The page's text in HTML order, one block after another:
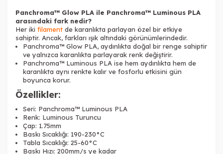
Panchroma™ Glow PLA ile Panchroma™ Luminous PLA
arasındaki fark nedir?
Her iki filament de karanlıkta parlayan özel bir etkiye
sahiptir. Ancak, farkları ışık altındaki görünümlerindedir.
Panchroma™ Glow PLA, aydınlıkta doğal bir renge sahiptir
ve yalnızca karanlıkta parlayarak renk değiştirir.
Panchroma™ Luminous PLA ise hem aydınlıkta hem de
karanlıkta aynı renkte kalır ve fosforlu etkisini gün
boyunca korur.
Özellikler:
Seri: Panchroma™ Luminous PLA
Renk: Luminous Turuncu
Çap: 1.75mm
Baskı Sıcaklığı: 190-230°C
Tabla Sıcaklığı: 25-60°C
Baskı Hızı: 200mm/s ye kadar